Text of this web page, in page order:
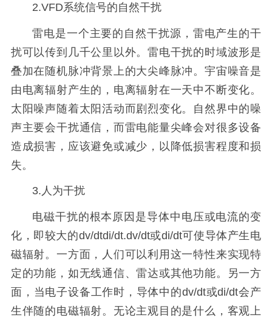
2.VFD系统信号的自然干扰
雷电是一个主要的自然干扰源，雷电产生的干
扰可以传到几千公里以外。雷电干扰的时域波形是
叠加在随机脉冲背景上的大尖峰脉冲。宇宙噪音是
由电离辐射产生的，电离辐射在一天中不断变化。
太阳噪声随着太阳活动而剧烈变化。自然界中的噪
声主要会干扰通信，而雷电能量尖峰会对很多设备
造成损害，应该避免或减少，以降低损害程度和损
失。
3.人为干扰
电磁干扰的根本原因是导体中电压或电流的变
化，即较大的dv/dtdi/dt.dv/dt或di/dt可使导体产生电
磁辐射。一方面，人们可以利用这一特性来实现特
定的功能，如无线通信、雷达或其他功能。另一方
面，当电子设备工作时，导体中的dv/dt或di/dt会产
生伴随的电磁辐射。无论主观目的是什么，客观上